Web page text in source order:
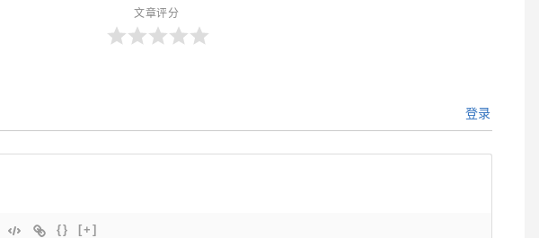
文章评分
登录
{} [+]